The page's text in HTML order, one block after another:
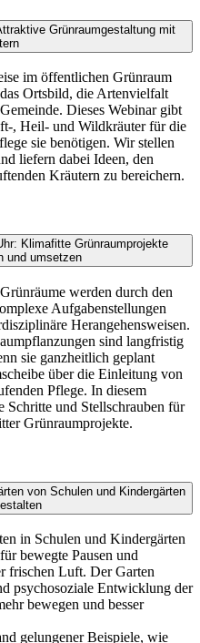
Grünraumgestaltung mit
im öffentlichen Grünraum
Ortsbild, die Artenvielfalt
Dieses Webinar gibt
, Heil- und Wildkräuter für die
sie benötigen. Wir stellen
liefern dabei Ideen, den
Kräutern zu bereichern.
Klimafitte Grünraumprojekte
und umsetzen
werden durch den
Aufgabenstellungen
Herangehensweisen.
sind langfristig
sie ganzheitlich geplant
über die Einleitung von
Pflege. In diesem
und Stellschrauben für
Grünraumprojekte.
von Schulen und Kindergärten
in Schulen und Kindergärten
bewegte Pausen und
frischen Luft. Der Garten
psychosoziale Entwicklung der
bewegen und besser
gelungener Beispiele, wie